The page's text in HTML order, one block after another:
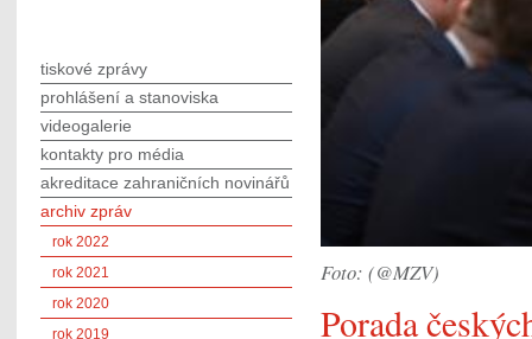
Foto: (@MZV)
Porada
tiskové zprávy
prohlášení a stanoviska
videogalerie
kontakty pro média
akreditace zahraničních novinářů
archiv zpráv
rok 2022
rok 2021
rok 2020
rok 2019